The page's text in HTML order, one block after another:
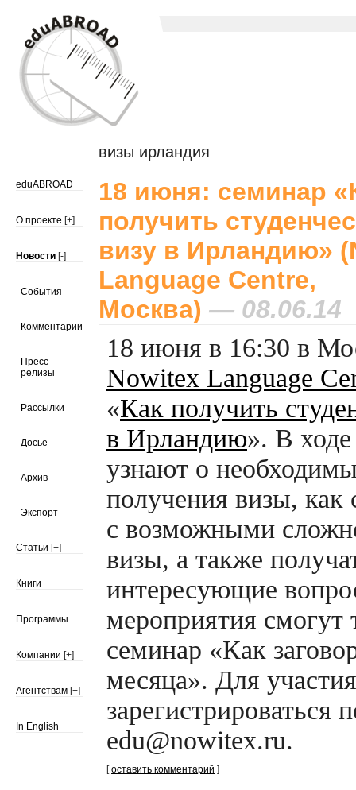
визы ирландия
eduABROAD
О проекте [+]
Новости [-]
События
Комментарии
Пресс-
релизы
Рассылки
Досье
Архив
Экспорт
Статьи [+]
Книги
Программы
Компании [+]
Агентствам [+]
In English
18 июня: семинар
получить
визу в Ирландию»
Language Centre,
Москва) — 08.06.14
18 июня в 16:30 в
Nowitex Language
«Как получить
в Ирландию». В ходе
узнают о
получения визы, как
с возможными
визы, а также
интересующие
мероприятия смогут
семинар «Как
месяца». Для
зарегистрироваться
edu@nowitex.ru.
[оставить комментарий ]